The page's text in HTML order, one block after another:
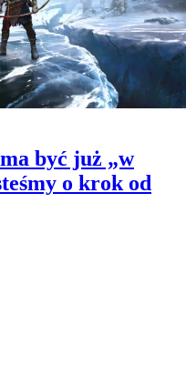
być już „w
o krok od